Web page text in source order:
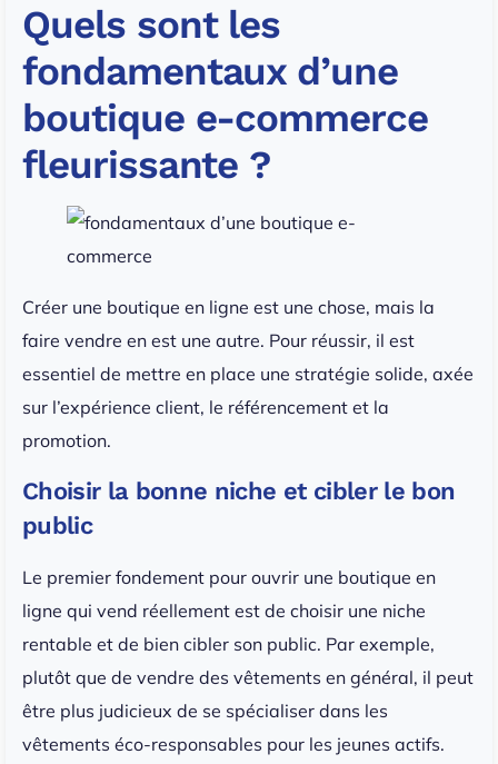
Quels sont les
fondamentaux d’une
boutique e-commerce
fleurissante ?
Créer une boutique en ligne est une chose, mais la
faire vendre en est une autre. Pour réussir, il est
essentiel de mettre en place une stratégie solide, axée
sur l’expérience client, le référencement et la
promotion.
Choisir la bonne niche et cibler le bon
public
Le premier fondement pour ouvrir une boutique en
ligne qui vend réellement est de choisir une niche
rentable et de bien cibler son public. Par exemple,
plutôt que de vendre des vêtements en général, il peut
être plus judicieux de se spécialiser dans les
vêtements éco-responsables pour les jeunes actifs.